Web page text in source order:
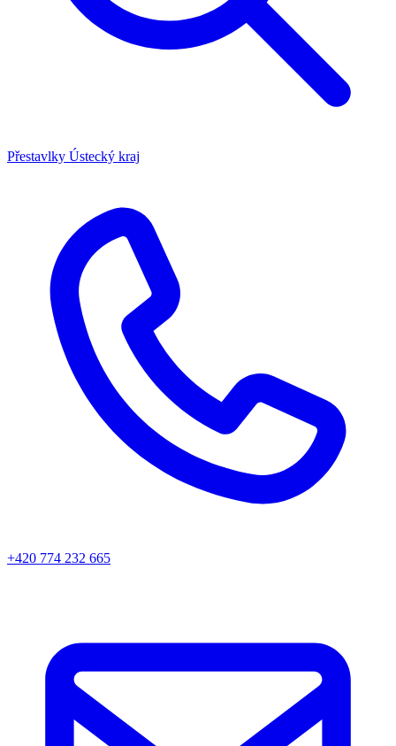
Přestavlky Ústecký kraj
+420 774 232 665